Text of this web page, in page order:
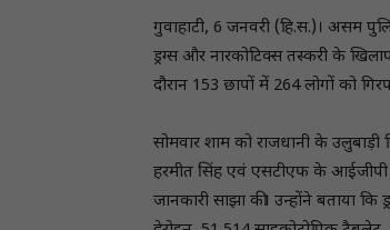
गुवाहाटी, 6 जनवरी (हि.स.)। असम
ड्रग्स और नारकोटिक्स तस्करी के
दौरान 153 छापों में 264 लोगों को
सोमवार शाम को राजधानी के
हरमीत सिंह एवं एसटीएफ के आईजीपी
जानकारी साझा की। उन्होंने बताया